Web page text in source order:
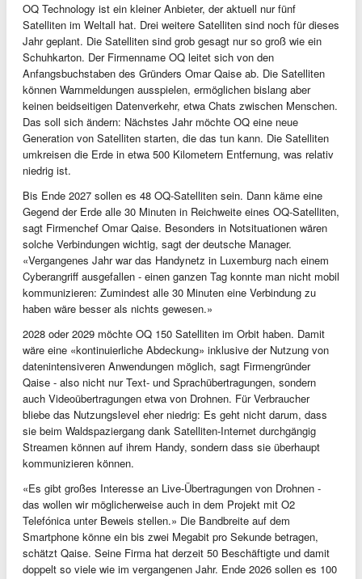
OQ Technology ist ein kleiner Anbieter, der aktuell nur fünf
Satelliten im Weltall hat. Drei weitere Satelliten sind noch für dieses
Jahr geplant. Die Satelliten sind grob gesagt nur so groß wie ein
Schuhkarton. Der Firmenname OQ leitet sich von den
Anfangsbuchstaben des Gründers Omar Qaise ab. Die Satelliten
können Warnmeldungen ausspielen, ermöglichen bislang aber
keinen beidseitigen Datenverkehr, etwa Chats zwischen Menschen.
Das soll sich ändern: Nächstes Jahr möchte OQ eine neue
Generation von Satelliten starten, die das tun kann. Die Satelliten
umkreisen die Erde in etwa 500 Kilometern Entfernung, was relativ
niedrig ist.
Bis Ende 2027 sollen es 48 OQ-Satelliten sein. Dann käme eine
Gegend der Erde alle 30 Minuten in Reichweite eines OQ-Satelliten,
sagt Firmenchef Omar Qaise. Besonders in Notsituationen wären
solche Verbindungen wichtig, sagt der deutsche Manager.
«Vergangenes Jahr war das Handynetz in Luxemburg nach einem
Cyberangriff ausgefallen - einen ganzen Tag konnte man nicht mobil
kommunizieren: Zumindest alle 30 Minuten eine Verbindung zu
haben wäre besser als nichts gewesen.»
2028 oder 2029 möchte OQ 150 Satelliten im Orbit haben. Damit
wäre eine «kontinuierliche Abdeckung» inklusive der Nutzung von
datenintensiveren Anwendungen möglich, sagt Firmengründer
Qaise - also nicht nur Text- und Sprachübertragungen, sondern
auch Videoübertragungen etwa von Drohnen. Für Verbraucher
bliebe das Nutzungslevel eher niedrig: Es geht nicht darum, dass
sie beim Waldspaziergang dank Satelliten-Internet durchgängig
Streamen können auf ihrem Handy, sondern dass sie überhaupt
kommunizieren können.
«Es gibt großes Interesse an Live-Übertragungen von Drohnen -
das wollen wir möglicherweise auch in dem Projekt mit O2
Telefónica unter Beweis stellen.» Die Bandbreite auf dem
Smartphone könne ein bis zwei Megabit pro Sekunde betragen,
schätzt Qaise. Seine Firma hat derzeit 50 Beschäftigte und damit
doppelt so viele wie im vergangenen Jahr. Ende 2026 sollen es 100